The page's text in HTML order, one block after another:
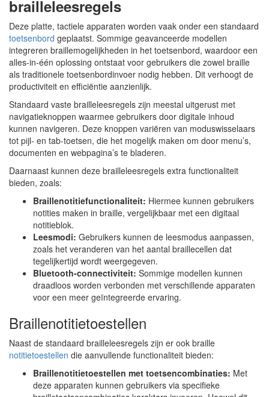
brailleleesregels
Deze platte, tactiele apparaten worden vaak onder een standaard
toetsenbord geplaatst. Sommige geavanceerde modellen
integreren braillemogelijkheden in het toetsenbord, waardoor een
alles-in-één oplossing ontstaat voor gebruikers die zowel braille
als traditionele toetsenbordinvoer nodig hebben. Dit verhoogt de
productiviteit en efficiëntie aanzienlijk.
Standaard vaste brailleleesregels zijn meestal uitgerust met
navigatieknoppen waarmee gebruikers door digitale inhoud
kunnen navigeren. Deze knoppen variëren van moduswisselaars
tot pijl- en tab-toetsen, die het mogelijk maken om door menu’s,
documenten en webpagina’s te bladeren.
Daarnaast kunnen deze brailleleesregels extra functionaliteit
bieden, zoals:
Braillenotitiefunctionaliteit: Hiermee kunnen gebruikers
notities maken in braille, vergelijkbaar met een digitaal
notitieblok.
Leesmodi: Gebruikers kunnen de leesmodus aanpassen,
zoals het veranderen van het aantal braillecellen dat
tegelijkertijd wordt weergegeven.
Bluetooth-connectiviteit: Sommige modellen kunnen
draadloos worden verbonden met verschillende apparaten
voor een meer geïntegreerde ervaring.
Braillenotitietoestellen
Naast de standaard brailleleesregels zijn er ook braille
notitietoestellen die aanvullende functionaliteit bieden:
Braillenotitietoestellen met toetsencombinaties: Met
deze apparaten kunnen gebruikers via specifieke